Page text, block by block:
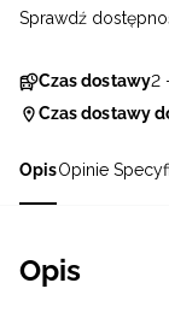
OpisOpinie
Opis
Czas dostawy2
Czas dostawy
Sprawdź